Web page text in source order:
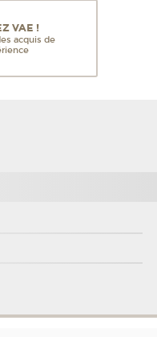
VAE !
acquis de